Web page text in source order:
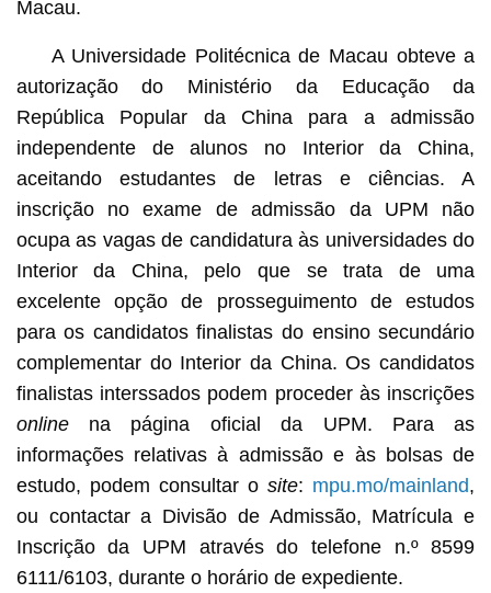
Macau.
A Universidade Politécnica de Macau obteve a
autorização do Ministério da Educação da
República Popular da China para a admissão
independente de alunos no Interior da China,
aceitando estudantes de letras e ciências. A
inscrição no exame de admissão da UPM não
ocupa as vagas de candidatura às universidades do
Interior da China, pelo que se trata de uma
excelente opção de prosseguimento de estudos
para os candidatos finalistas do ensino secundário
complementar do Interior da China. Os candidatos
finalistas interssados podem proceder às inscrições
onlinena página oficial da UPM. Para as
informações relativas à admissão e às bolsas de
estudo, podem consultar osite: mpu.mo/mainland,
ou contactar a Divisão de Admissão, Matrícula e
Inscrição da UPM através do telefone n.º 8599
6111/6103, durante o horário de expediente.